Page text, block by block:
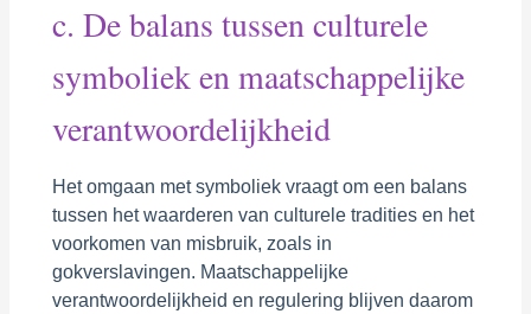
c. De balans tussen culturele
symboliek en maatschappelijke
verantwoordelijkheid
Het omgaan met symboliek vraagt om een balans
tussen het waarderen van culturele tradities en het
voorkomen van misbruik, zoals in
gokverslavingen. Maatschappelijke
verantwoordelijkheid en regulering blijven daarom